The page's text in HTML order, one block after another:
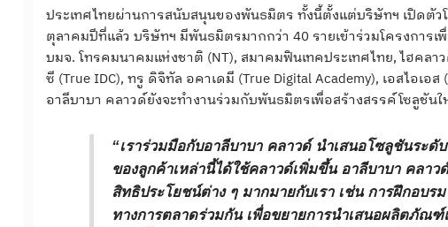
ประเทศไทยผ่านการสนับสนุนของพันธมิตร ทั้งนี้ตั้งแต่บริษัทฯ เปิดตัว
ตุลาคมปีที่แล้ว บริษัทฯ มีพันธมิตรมากกว่า 40 รายเข้าร่วมโครงการ
บมจ. โทรคมนาคมแห่งชาติ (NT), สมาคมฟินเทคประเทศไทย, ไฮคลา
ซี (True IDC), ทรู ดิจิทัล อคาเดมี (True Digital Academy), เอสไอ
อาลีบาบา คลาวด์ยังจะทำงานร่วมกับพันธมิตรเพื่อสร้างสรรค์โซลูชัน
“เราร่วมมือกับอาลีบาบา คลาวด์ นำเสนอโซลูชันระ
ของลูกค้าเหล่านี้ได้ใช้คลาวด์เพิ่มขึ้น อาลีบาบา คลาว
สิทธิประโยชน์ต่าง ๆ มากมายกับเรา เช่น การฝึกอบร
ทางการตลาดร่วมกัน เพื่อขยายการนำเสนอผลิตภัณ